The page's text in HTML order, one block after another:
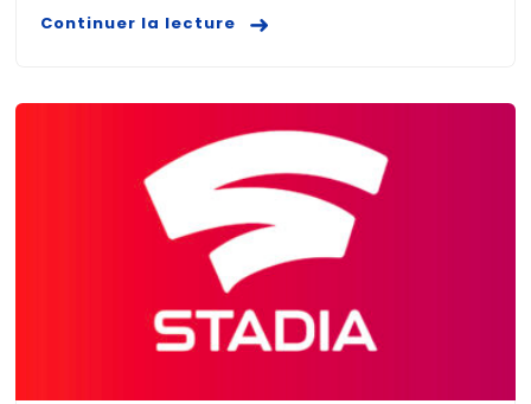
Continuer la lecture